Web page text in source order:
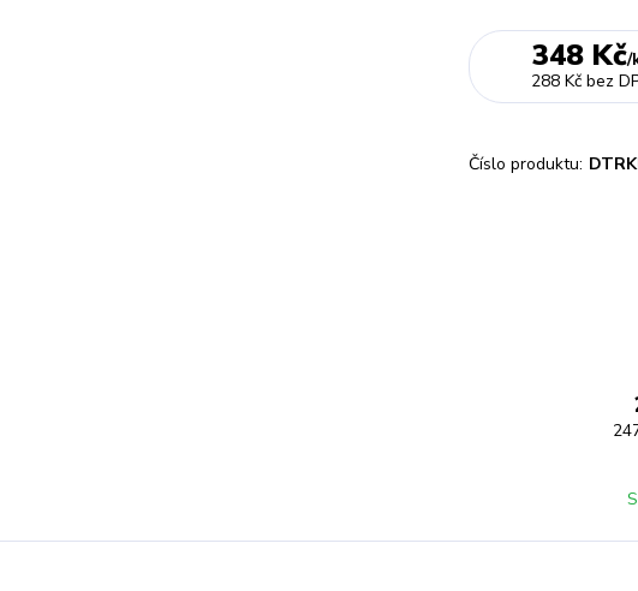
348 Kč/
288 Kč bez
Číslo produktu: